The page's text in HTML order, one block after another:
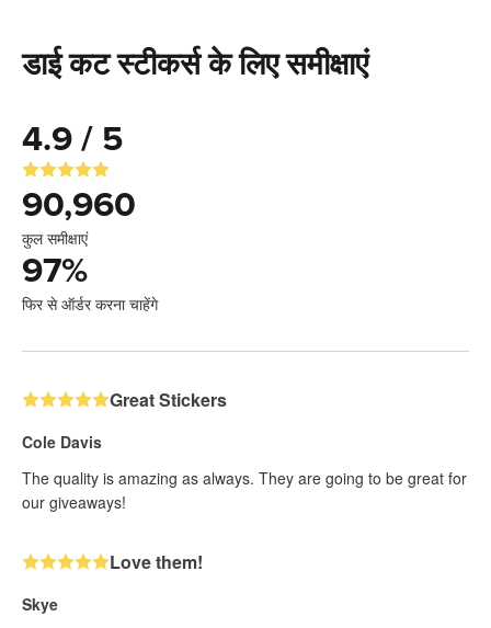
डाई कट स्टीकर्स के लिए समीक्षाएं
4.9 / 5
90,960
कुल समीक्षाएं
97%
फिर से ऑर्डर करना चाहेंगे
Great Stickers
Cole Davis
The quality is amazing as always. They are going to be great for
our giveaways!
Love them!
Skye